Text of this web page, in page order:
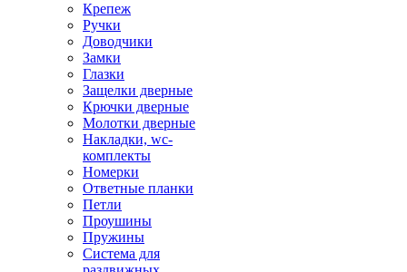
Крепеж
Ручки
Доводчики
Замки
Глазки
Защелки дверные
Крючки дверные
Молотки дверные
Накладки, wc-
комплекты
Номерки
Ответные планки
Петли
Проушины
Пружины
Система для